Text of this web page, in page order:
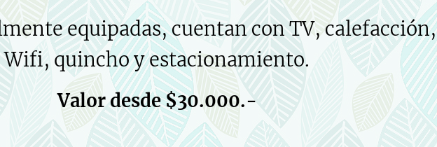
equipadas, cuentan con TV, calefacción,
Wifi, quincho y estacionamiento.
Valor desde $30.000.-